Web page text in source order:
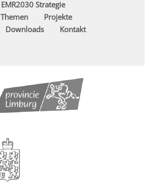
EMR2030 Strategie
Themen
Projekte
Downloads Kontakt